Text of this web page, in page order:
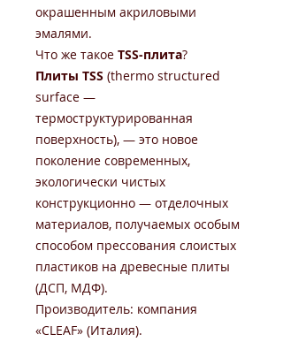
окрашенным акриловыми
эмалями.
Что же такое TSS-плита?
Плиты TSS (thermo structured
surface —
термоструктурированная
поверхность), — это новое
поколение современных,
экологически чистых
конструкционно — отделочных
материалов, получаемых особым
способом прессования слоистых
пластиков на древесные плиты
(ДСП, МДФ).
Производитель: компания
«CLEAF» (Италия).